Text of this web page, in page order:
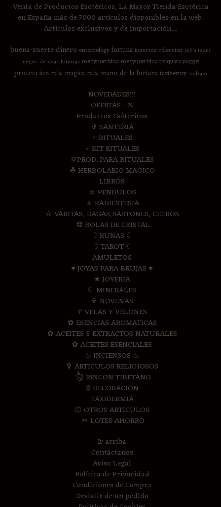
Venta de Productos Esotéricos, La Mayor Tienda Esotérica
en España más de 7000 artículos disponibles en la web.
Artículos exclusivos y de importación....
buena-suertedinero entomologyfortunainsectos-coleccion job's tears
juegos-de-azar loterias mecynorrhinamecynorrhina torquata poggei
proteccion raiz-magica raiz-mano-de-la-fortunataxidermy trabajo
NOVEDADES!!!
OFERTAS - %
Productos Esótericos
✞ SANTERIA
♆ RITUALES
♆ KIT RITUALES
✡PROD. PARA RITUALES
☘ HERBOLARIO MAGICO
LIBROS
⛤ PENDULOS
⛤ RADIESTESIA
⛤ VARITAS, DAGAS,BASTONES, CETROS
❂ BOLAS DE CRISTAL
☽ RUNAS ☾
☽ TAROT ☾
AMULETOS
♥ JOYAS PARA BRUJAS ♥
★ JOYERIA
☾ MINERALES
✞ NOVENAS
☥ VELAS Y VELONES
✿ ESENCIAS AROMATICAS
✿ ACEITES Y EXTRACTOS NATURALES
✿ ACEITES ESENCIALES
♨ INCIENSOS ♨
✞ ARTICULOS RELIGIOSOS
༃ RINCON TIBETANO
۩ DECORACION
TAXIDERMIA
۞ OTROS ARTICULOS
✂ LOTES AHORRO
Ir arriba
Contáctanos
Aviso Legal
Política de Privacidad
Condiciones de Compra
Desistir de un pedido